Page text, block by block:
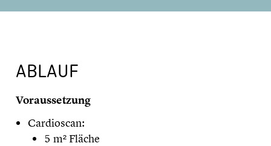
ABLAUF
Voraussetzung
Cardioscan:
5 m² Fläche